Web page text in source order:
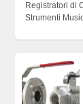
Registratori di
Strumenti